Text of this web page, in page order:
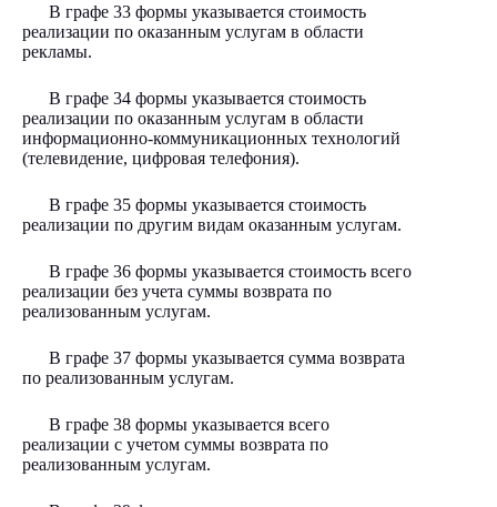
В графе 33 формы указывается стоимость
реализации по оказанным услугам в области
рекламы.
В графе 34 формы указывается стоимость
реализации по оказанным услугам в области
информационно-коммуникационных технологий
(телевидение, цифровая телефония).
В графе 35 формы указывается стоимость
реализации по другим видам оказанным услугам.
В графе 36 формы указывается стоимость всего
реализации без учета суммы возврата по
реализованным услугам.
В графе 37 формы указывается сумма возврата
по реализованным услугам.
В графе 38 формы указывается всего
реализации с учетом суммы возврата по
реализованным услугам.